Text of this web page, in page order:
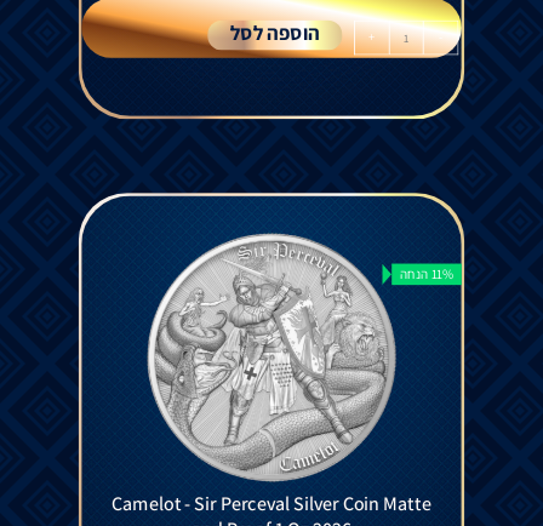
-
+ הוספה לסל
11% הנחה
Camelot - Sir Perceval Silver Coin Matte